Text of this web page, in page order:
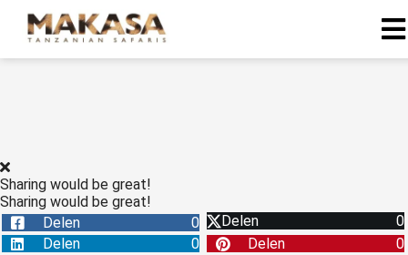
Sharing would be great!
Sharing would be great!
Delen
0 Delen
0
Delen
0 Delen
0